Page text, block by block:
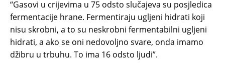
“Gasovi u crijevima u 75 odsto slučajeva su posjledica
fermentacije hrane. Fermentiraju ugljeni hidrati koji
nisu skrobni, a to su neskrobni fermentabilni ugljeni
hidrati, a ako se oni nedovoljno svare, onda imamo
džibru u trbuhu. To ima 16 odsto ljudi”.